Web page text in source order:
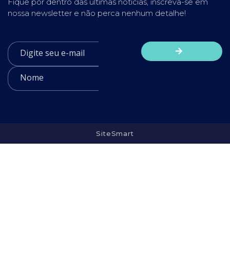
nossa newsletter e não perca nenhum detalhe!
SiteSmart